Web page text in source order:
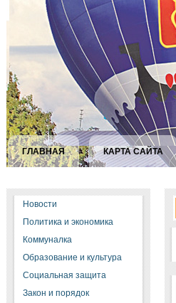
ГЛАВНАЯ КАРТА САЙТА
Новости
Политика и экономика
Коммуналка
Образование и культура
Социальная защита
Закон и порядок